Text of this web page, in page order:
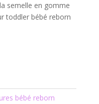
semelle en gomme
toddler bébé reborn
bébé reborn